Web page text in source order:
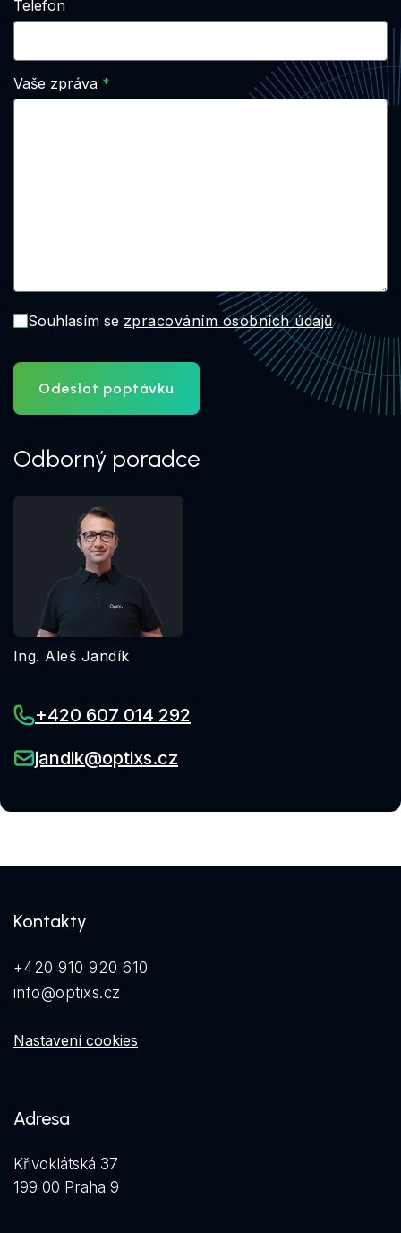
Telefon
Vaše zpráva
Souhlasím se zpracováním osobních údajů
Odeslat poptávku
Odborný poradce
Ing. Aleš Jandík
+420 607 014 292
jandik@optixs.cz
Kontakty
+420 910 920 610
info@optixs.cz
Nastavení cookies
Adresa
Křivoklátská 37
199 00 Praha 9